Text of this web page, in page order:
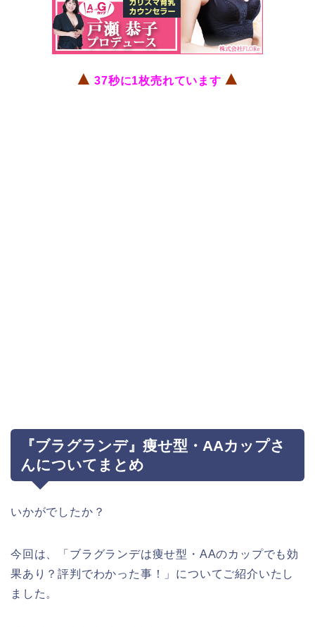
▲37秒に1枚売れています ▲
『ブラグランデ』痩せ型・AAカップさ
んについてまとめ
いかがでしたか？
今回は、「ブラグランデは痩せ型・AAのカップでも効
果あり？評判でわかった事！」についてご紹介いたし
ました。